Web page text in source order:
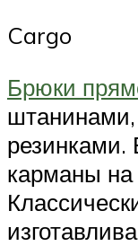
Cargo
Брюки
резинками.
карманы на